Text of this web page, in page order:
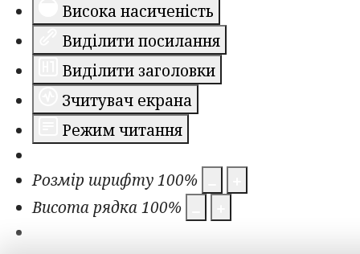
Висока насиченість
Виділити посилання
Виділити заголовки
Зчитувач екрана
Режим читання
Розмір шрифту100%
Висота рядка100%